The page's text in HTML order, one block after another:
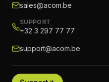
sales@acom.be
SUPPORT
+32 3 297 77 77
support@acom.be